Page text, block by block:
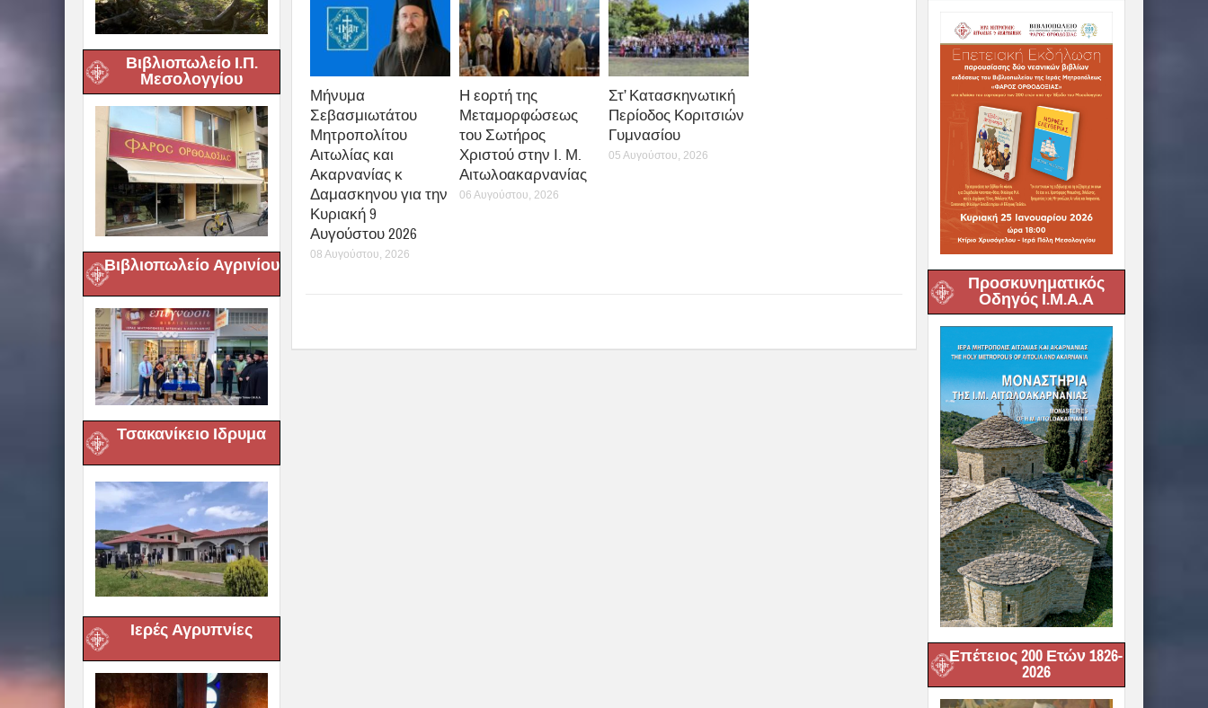
Βιβλιοπωλείο Ι.Π.
Μεσολογγίου
Βιβλιοπωλείο Αγρινίου
Τσακανίκειο Ιδρυμα
Ιερές Αγρυπνίες
Μήνυμα
Σεβασμιωτάτου
Μητροπολίτου
Αιτωλίας και
Ακαρνανίας κ
Δαμασκηνου για την
Κυριακή 9
Αυγούστου 2026
08 Αυγούστου, 2026
Η εορτή της
Μεταμορφώσεως
του Σωτήρος
Χριστού στην Ι. Μ.
Αιτωλοακαρνανίας
06 Αυγούστου, 2026
Στ’ Κατασκηνωτική
Περίοδος Κοριτσιών
Γυμνασίου
05 Αυγούστου, 2026
Προσκυνηματικός
Οδηγός Ι.Μ.Α.Α
Επέτειος 200 Ετών 1826-
2026